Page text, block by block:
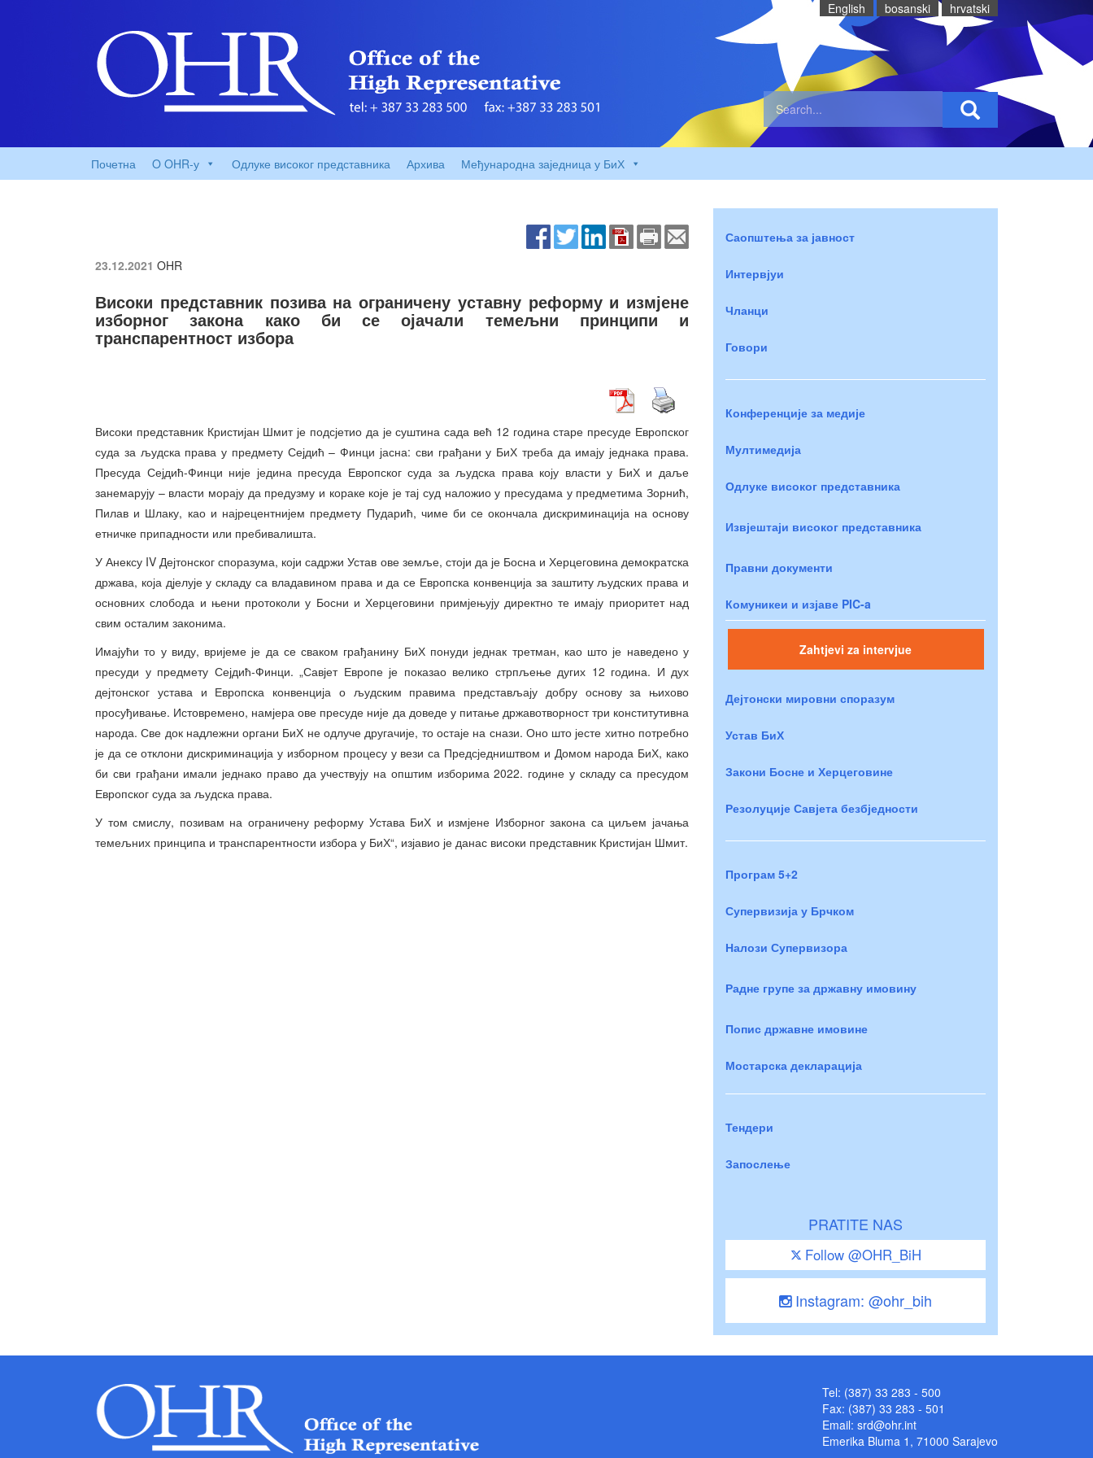
English bosanski hrvatski
Почетна O OHR-у Одлуке високог представника Архива Међународна заједница у БиХ
23.12.2021 OHR
Високи представник позива на ограничену уставну реформу и измјене
изборног закона како би се ојачали темељни принципи и
транспарентност избора
Високи представник Кристијан Шмит је подсјетио да је суштина сада већ 12 година старе пресуде Европског
суда за људска права у предмету Сејдић – Финци јасна: сви грађани у БиХ треба да имају једнака права.
Пресуда Сејдић-Финци није једина пресуда Европског суда за људска права коју власти у БиХ и даље
занемарују – власти морају да предузму и кораке које је тај суд наложио у пресудама у предметима Зорнић,
Пилав и Шлаку, као и најрецентнијем предмету Пударић, чиме би се окончала дискриминација на основу
етничке припадности или пребивалишта.
У Анексу IV Дејтонског споразума, који садржи Устав ове земље, стоји да је Босна и Херцеговина демократска
држава, која дјелује у складу са владавином права и да се Европска конвенција за заштиту људских права и
основних слобода и њени протоколи у Босни и Херцеговини примјењују директно те имају приоритет над
свим осталим законима.
Имајући то у виду, вријеме је да се сваком грађанину БиХ понуди једнак третман, као што је наведено у
пресуди у предмету Сејдић-Финци. „Савјет Европе је показао велико стрпљење дугих 12 година. И дух
дејтонског устава и Европска конвенција о људским правима представљају добру основу за њихово
просуђивање. Истовремено, намјера ове пресуде није да доведе у питање државотворност три конститутивна
народа. Све док надлежни органи БиХ не одлуче другачије, то остаје на снази. Оно што јесте хитно потребно
је да се отклони дискриминација у изборном процесу у вези са Предсједништвом и Домом народа БиХ, како
би сви грађани имали једнако право да учествују на општим изборима 2022. године у складу са пресудом
Европског суда за људска права.
У том смислу, позивам на ограничену реформу Устава БиХ и измјене Изборног закона са циљем јачања
темељних принципа и транспарентности избора у БиХ“, изјавио је данас високи представник Кристијан Шмит.
Саопштења за јавност
Интервјуи
Чланци
Говори
Конференције за медије
Мултимедија
Одлуке високог представника
Извјештаји високог представника
Правни документи
Комуникеи и изјаве PIC-a
Zahtjevi za intervjue
Дејтонски мировни споразум
Устав БиХ
Закони Босне и Херцеговине
Резолуције Савјета безбједности
Програм 5+2
Супервизија у Брчком
Налози Супервизора
Радне групе за државну имовину
Попис државне имовине
Мостарска декларација
Тендери
Запослење
PRATITE NAS
Follow @OHR_BiH
Instagram: @ohr_bih
Tel: (387) 33 283 - 500
Fax: (387) 33 283 - 501
Email: srd@ohr.int
Emerika Bluma 1, 71000 Sarajevo